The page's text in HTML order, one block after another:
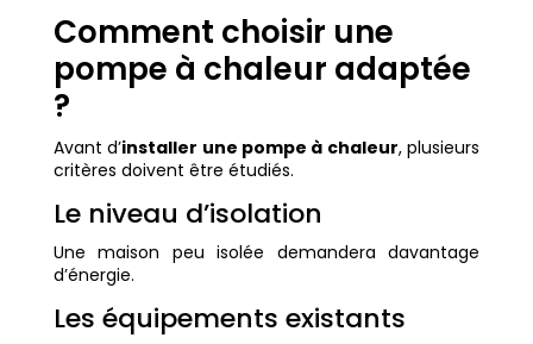
Comment choisir une
pompe à chaleur adaptée
?
Avant d’installer une pompe à chaleur, plusieurs
critères doivent être étudiés.
Le niveau d’isolation
Une maison peu isolée demandera davantage
d’énergie.
Les équipements existants